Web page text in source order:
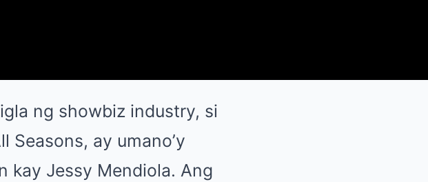
ng showbiz industry, si
Seasons, ay umano’y
kay Jessy Mendiola. Ang